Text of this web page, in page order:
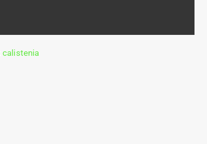
calistenia